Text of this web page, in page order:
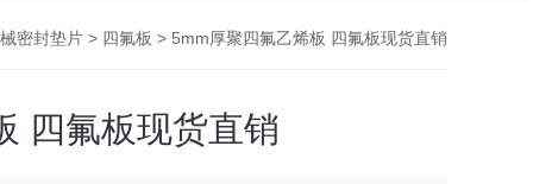
密封垫片 > 四氟板 > 5mm厚聚四氟乙烯板 四氟板现货直销
四氟板现货直销